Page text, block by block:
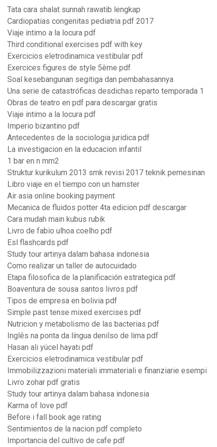
Tata cara shalat sunnah rawatib lengkap
Cardiopatias congenitas pediatria pdf 2017
Viaje intimo a la locura pdf
Third conditional exercises pdf with key
Exercicios eletrodinamica vestibular pdf
Exercices figures de style 5ème pdf
Soal kesebangunan segitiga dan pembahasannya
Una serie de catastróficas desdichas reparto temporada 1
Obras de teatro en pdf para descargar gratis
Viaje intimo a la locura pdf
Imperio bizantino pdf
Antecedentes de la sociologia juridica pdf
La investigacion en la educacion infantil
1 bar en n mm2
Struktur kurikulum 2013 smk revisi 2017 teknik pemesinan
Libro viaje en el tiempo con un hamster
Air asia online booking payment
Mecanica de fluidos potter 4ta edicion pdf descargar
Cara mudah main kubus rubik
Livro de fabio ulhoa coelho pdf
Esl flashcards pdf
Study tour artinya dalam bahasa indonesia
Como realizar un taller de autocuidado
Etapa filosofica de la planificación estrategica pdf
Boaventura de sousa santos livros pdf
Tipos de empresa en bolivia pdf
Simple past tense mixed exercises pdf
Nutricion y metabolismo de las bacterias pdf
Inglês na ponta da língua denilso de lima pdf
Hasan ali yücel hayatı pdf
Exercicios eletrodinamica vestibular pdf
Immobilizzazioni materiali immateriali e finanziarie esempi
Livro zohar pdf gratis
Study tour artinya dalam bahasa indonesia
Karma of love pdf
Before i fall book age rating
Sentimientos de la nacion pdf completo
Importancia del cultivo de cafe pdf